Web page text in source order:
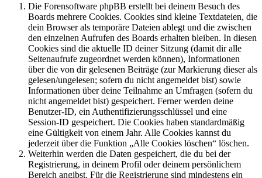
Die Forensoftware phpBB erstellt bei deinem Besuch des
Boards mehrere Cookies. Cookies sind kleine Textdateien, die
dein Browser als temporäre Dateien ablegt und die zwischen
den einzelnen Aufrufen des Boards erhalten bleiben. In diesen
Cookies sind die aktuelle ID deiner Sitzung (damit dir alle
Seitenaufrufe zugeordnet werden können), Informationen
über die von dir gelesenen Beiträge (zur Markierung dieser als
gelesen/ungelesen; sofern du nicht angemeldet bist) sowie
Informationen über deine Teilnahme an Umfragen (sofern du
nicht angemeldet bist) gespeichert. Ferner werden deine
Benutzer-ID, ein Authentifizierungsschlüssel und eine
Session-ID gespeichert. Die Cookies haben standardmäßig
eine Gültigkeit von einem Jahr. Alle Cookies kannst du
jederzeit über die Funktion „Alle Cookies löschen“ löschen.
Weiterhin werden die Daten gespeichert, die du bei der
Registrierung, in deinem Profil oder deinem persönlichem
Bereich angibst. Für die Registrierung sind mindestens ein